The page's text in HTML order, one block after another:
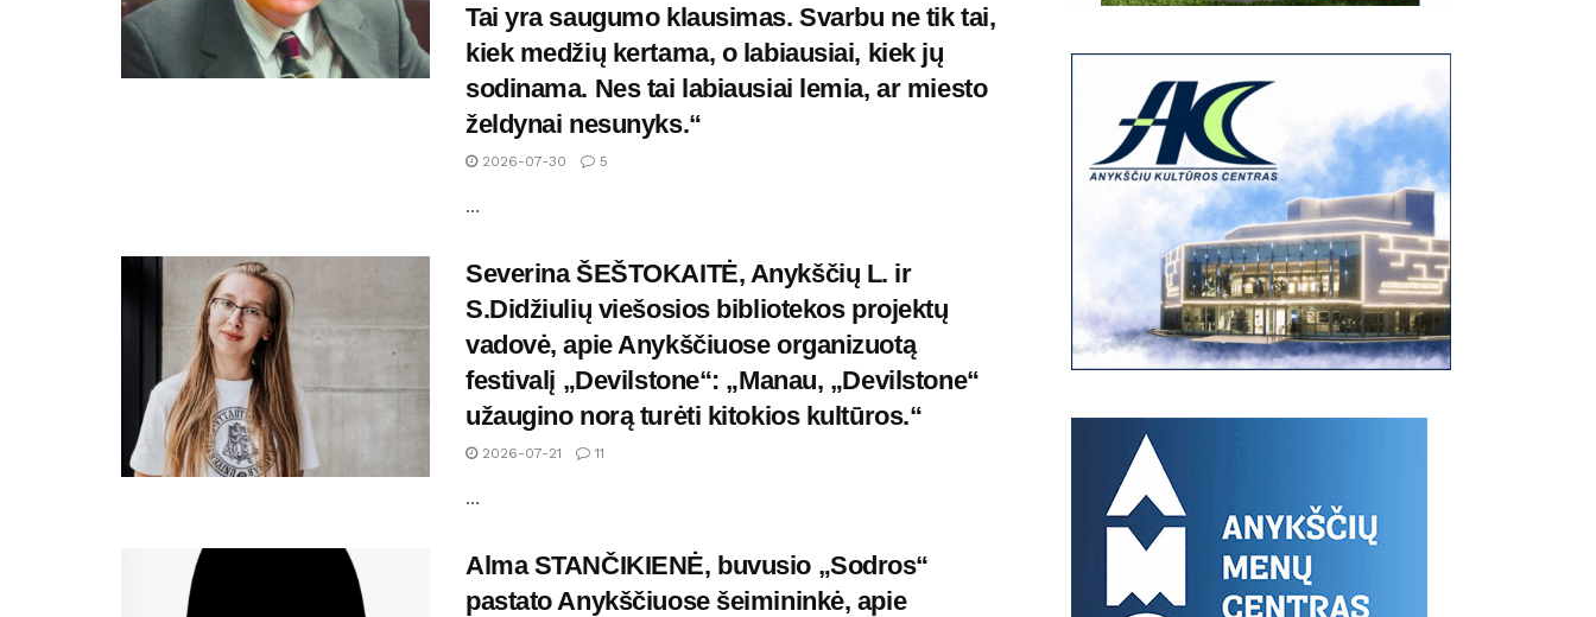
Tai yra saugumo klausimas. Svarbu ne tik tai,
kiek medžių kertama, o labiausiai, kiek jų
sodinama. Nes tai labiausiai lemia, ar miesto
želdynai nesunyks.“
2026-07-30 5
...
Severina ŠEŠTOKAITĖ, Anykščių L. ir
S.Didžiulių viešosios bibliotekos projektų
vadovė, apie Anykščiuose organizuotą
festivalį „Devilstone“: „Manau, „Devilstone“
užaugino norą turėti kitokios kultūros.“
2026-07-21 11
...
Alma STANČIKIENĖ, buvusio „Sodros“
pastato Anykščiuose šeimininkė, apie